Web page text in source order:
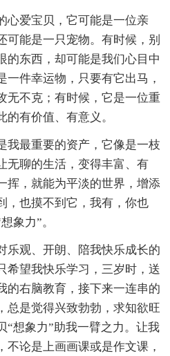
心爱宝贝，它可能是一位亲
可能是一只宠物。有时候，别
的东西，却可能是我们心目中
一件幸运物，只要有它出马，
无不克；有时候，它是一位重
有价值、有意义。
我最重要的资产，它像是一枝
无聊的生活，变得丰富、有
挥，就能为平淡的世界，增添
，也摸不到它，我有，你也
象力”。
乐观、开朗、陪我快乐成长的
希望我快乐学习，三岁时，送
的右脑教育，接下来一连串的
总是觉得兴致勃勃，求知欲旺
“想象力”助我一臂之力。让我
不论是上画画课或是作文课，